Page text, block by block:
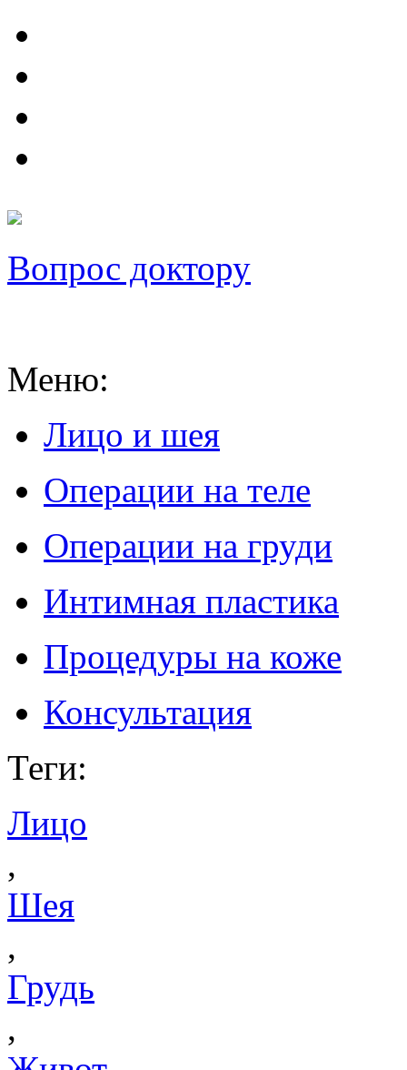
Вопрос доктору
Меню:
Лицо и шея
Операции на теле
Операции на груди
Интимная пластика
Процедуры на коже
Консультация
Теги:
Лицо
,
Шея
,
Грудь
,